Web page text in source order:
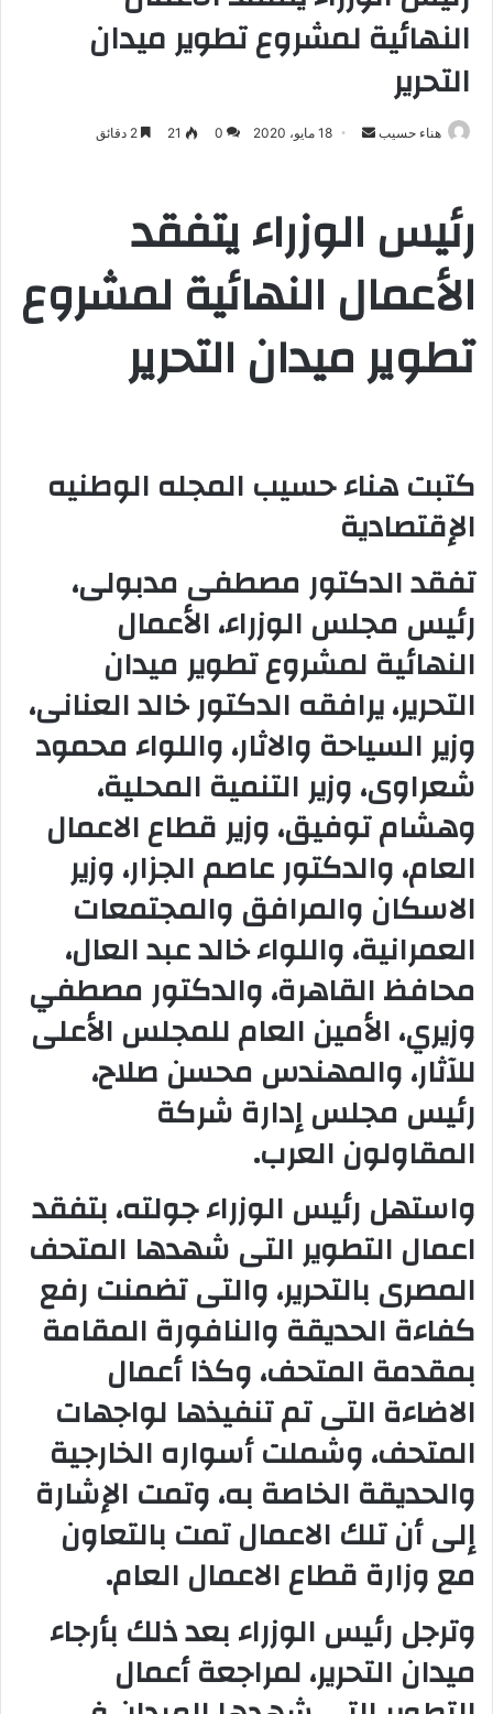
النهائية لمشروع تطوير ميدان
التحرير
هناء حسيب
د
ر
ن
ا
18 مايو، 2020 0
21
رئيس الوزراء يتفقد
الأعمال النهائية لمشروع
تطوير ميدان التحرير
كتبت هناء حسيب المجله الوطنيه
الإقتصادية
تفقد الدكتور مصطفى مدبولى،
رئيس مجلس الوزراء، الأعمال
النهائية لمشروع تطوير ميدان
التحرير، يرافقه الدكتور خالد العنانى،
وزير السياحة والاثار، واللواء محمود
شعراوى، وزير التنمية المحلية،
وهشام توفيق، وزير قطاع الاعمال
العام، والدكتور عاصم الجزار، وزير
الاسكان والمرافق والمجتمعات
العمرانية، واللواء خالد عبد العال،
محافظ القاهرة، والدكتور مصطفي
وزيري، الأمين العام للمجلس الأعلى
للآثار، والمهندس محسن صلاح،
رئيس مجلس إدارة شركة
المقاولون العرب.
واستهل رئيس الوزراء جولته، بتفقد
اعمال التطوير التى شهدها المتحف
المصرى بالتحرير، والتى تضمنت رفع
كفاءة الحديقة والنافورة المقامة
بمقدمة المتحف، وكذا أعمال
الاضاءة التى تم تنفيذها لواجهات
المتحف، وشملت أسواره الخارجية
والحديقة الخاصة به، وتمت الإشارة
إلى أن تلك الاعمال تمت بالتعاون
مع وزارة قطاع الاعمال العام.
وترجل رئيس الوزراء بعد ذلك بأرجاء
ميدان التحرير، لمراجعة أعمال